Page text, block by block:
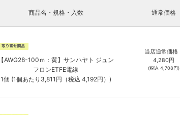
商品名・規格・入数 通常価格
【AWG28-100ｍ：黄】サンハヤト ジュン
フロンETFE電線
1個 (1個あたり3,811円（税込 4,192円）)
当店通常価格
4,280円
(税込 4,708円)